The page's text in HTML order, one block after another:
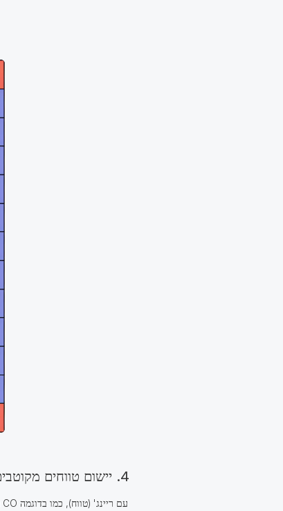
4. יישום טווחים מקוטבים ולינאריים לאחר הפלופ